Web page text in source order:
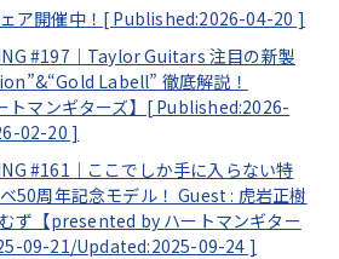
ア開催中！[ Published:2026-04-20 ]
#197｜Taylor Guitars 注目の新製
Labell” 徹底解説！
トマンギターズ】[ Published:2026-
02-20 ]
#161｜ここでしか手に入らない特
50周年記念モデル！ Guest : 虎岩正樹
ず【presented by ハートマンギター
09-21/Updated:2025-09-24 ]